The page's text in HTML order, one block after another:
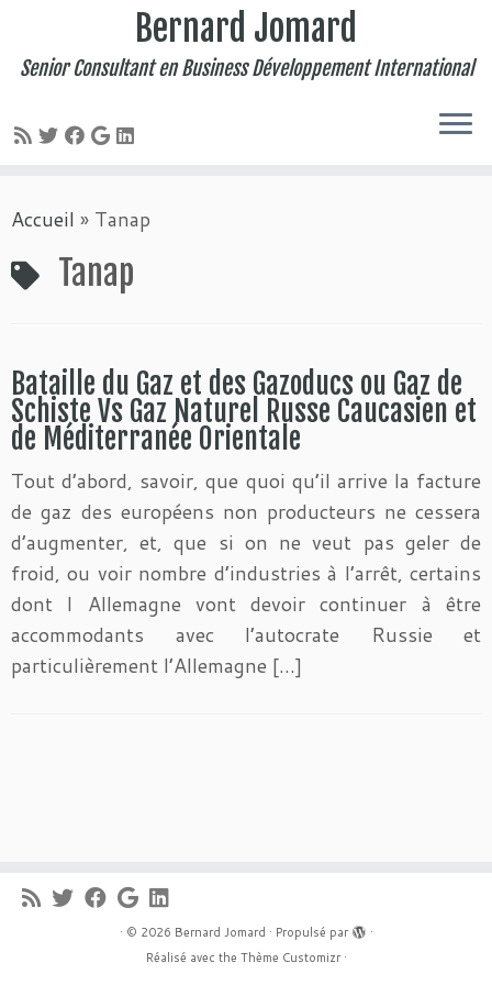
au
contenu
Bernard Jomard
Senior Consultant en Business Développement International
Accueil » Tanap
Tanap
Bataille du Gaz et des Gazoducs ou Gaz de
Schiste Vs Gaz Naturel Russe Caucasien et
de Méditerranée Orientale
Tout d’abord, savoir, que quoi qu’il arrive la facture
de gaz des européens non producteurs ne cessera
d’augmenter, et, que si on ne veut pas geler de
froid, ou voir nombre d’industries à l’arrêt, certains
dont l Allemagne vont devoir continuer à être
accommodants avec l’autocrate Russie et
particulièrement l’Allemagne […]
· © 2026 Bernard Jomard · Propulsé par
·
Réalisé avec the Thème Customizr·